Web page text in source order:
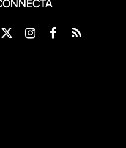
X
Instagram
Facebook
RSS